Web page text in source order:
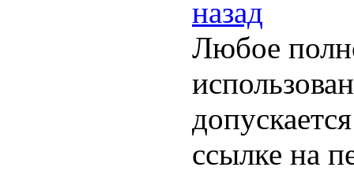
назад
Любое
ссылке на